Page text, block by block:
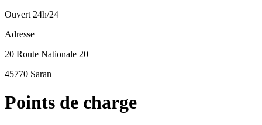
Ouvert 24h/24
Adresse
20 Route Nationale 20
45770 Saran
Points de charge